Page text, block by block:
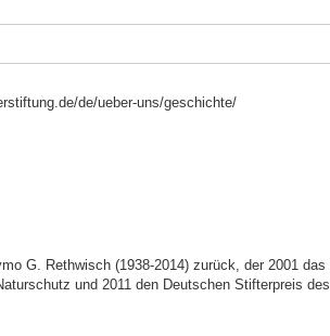
de/ueber-uns/geschichte/
G. Rethwisch (1938-2014) zurück, der 2001 das
und 2011 den Deutschen Stifterpreis des